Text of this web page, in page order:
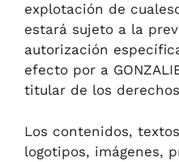
explotación de
estará sujeto a la
autorización
efecto por a
titular de los
Los contenidos,
logotipos, imágenes,